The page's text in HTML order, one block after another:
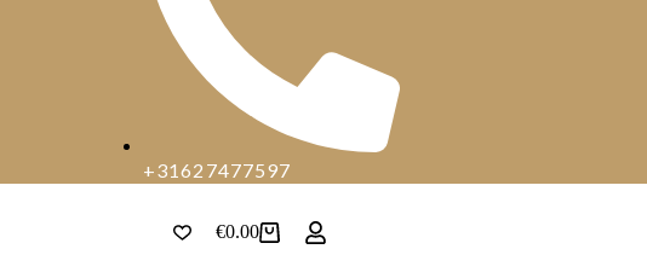
+31627477597
Winkelwagen
€0.00